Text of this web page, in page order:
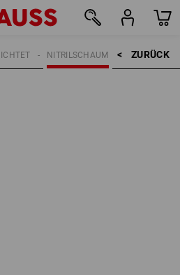
ZURÜCK    >
NITRILSCHAUM